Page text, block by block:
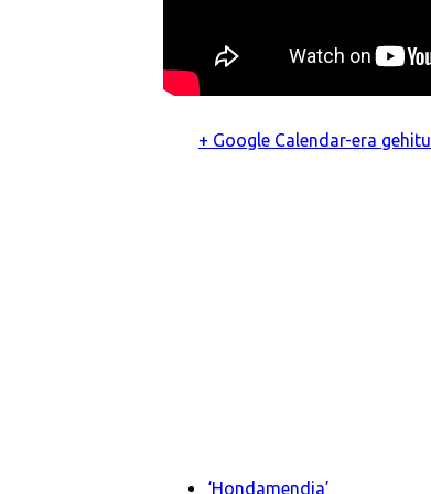
+ Google Calendar-era gehitu
‘Hondamendia’